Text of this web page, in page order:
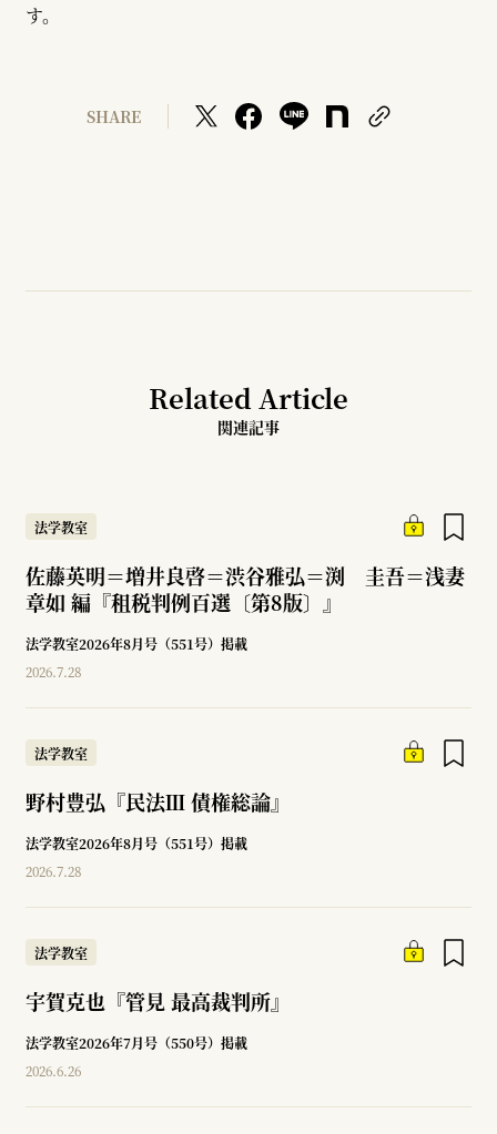
す。
SHARE
Related Article
関連記事
法学教室
佐藤英明＝増井良啓＝渋谷雅弘＝渕 圭吾＝浅妻
章如 編『租税判例百選〔第8版〕』
法学教室2026年8月号（551号）掲載
2026.7.28
法学教室
野村豊弘『民法Ⅲ 債権総論』
法学教室2026年8月号（551号）掲載
2026.7.28
法学教室
宇賀克也『管見 最高裁判所』
法学教室2026年7月号（550号）掲載
2026.6.26